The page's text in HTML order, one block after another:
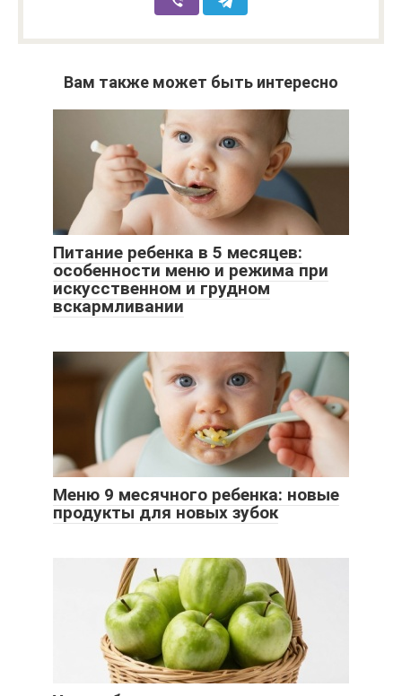
Вам также может быть интересно
Питание ребенка в 5 месяцев:
особенности меню и режима при
искусственном и грудном
вскармливании
Меню 9 месячного ребенка: новые
продукты для новых зубок